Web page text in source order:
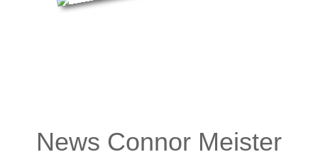
News Connor Meister